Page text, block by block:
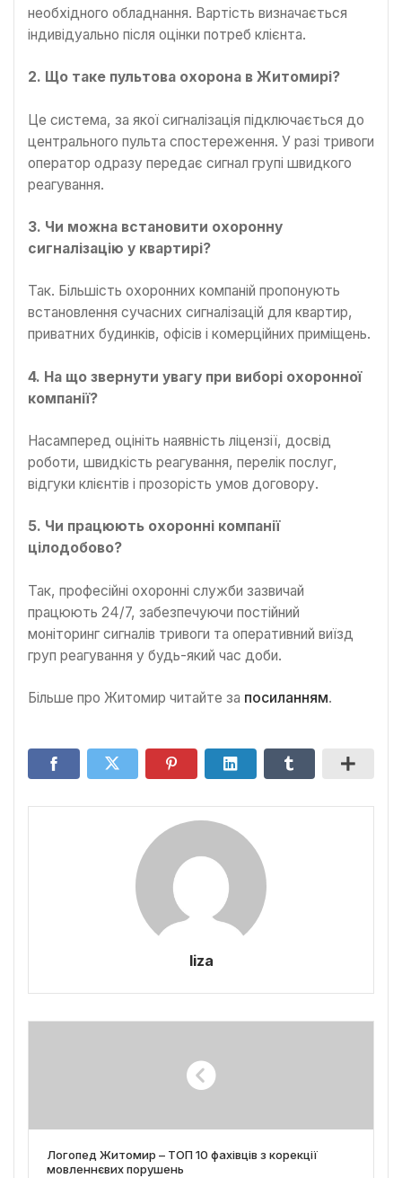
необхідного обладнання. Вартість визначається
індивідуально після оцінки потреб клієнта.
2. Що таке пультова охорона в Житомирі?
Це система, за якої сигналізація підключається до
центрального пульта спостереження. У разі тривоги
оператор одразу передає сигнал групі швидкого
реагування.
3. Чи можна встановити охоронну
сигналізацію у квартирі?
Так. Більшість охоронних компаній пропонують
встановлення сучасних сигналізацій для квартир,
приватних будинків, офісів і комерційних приміщень.
4. На що звернути увагу при виборі охоронної
компанії?
Насамперед оцініть наявність ліцензії, досвід
роботи, швидкість реагування, перелік послуг,
відгуки клієнтів і прозорість умов договору.
5. Чи працюють охоронні компанії
цілодобово?
Так, професійні охоронні служби зазвичай
працюють 24/7, забезпечуючи постійний
моніторинг сигналів тривоги та оперативний виїзд
груп реагування у будь-який час доби.
Більше про Житомир читайте за посиланням.
liza
Логопед Житомир – ТОП 10 фахівців з корекції
мовленнєвих порушень